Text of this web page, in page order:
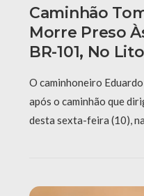
Caminhão
Morre Preso
BR-101, No
O caminhoneiro
após o caminhão que
desta sexta-feira (10),